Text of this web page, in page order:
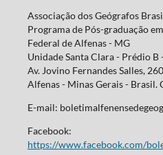
Associação dos Geógrafos
Programa de Pós-graduação
Federal de Alfenas - MG
Unidade Santa Clara - Prédio B
Av. Jovino Fernandes Salles,
Alfenas - Minas Gerais - Brasil.
E-mail:
Facebook:
https://www.facebook.com/